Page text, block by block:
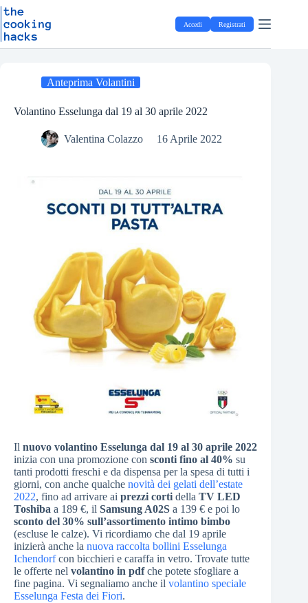
S
t
Salta
al
contenuto
Accedi Registrati
Anteprima Volantini
Volantino Esselunga dal 19 al 30 aprile 2022
Valentina Colazzo 16 Aprile 2022
Il nuovo volantino Esselunga dal 19 al 30 aprile 2022
inizia con una promozione con sconti fino al 40% su
tanti prodotti freschi e da dispensa per la spesa di tutti i
giorni, con anche qualche novità dei gelati dell’estate
2022, fino ad arrivare ai prezzi corti della TV LED
Toshiba a 189 €, il Samsung A02S a 139 € e poi lo
sconto del 30% sull’assortimento intimo bimbo
(escluse le calze). Vi ricordiamo che dal 19 aprile
inizierà anche la nuova raccolta bollini Esselunga
Ichendorfcon bicchieri e caraffa in vetro. Trovate tutte
le offerte nel volantino in pdfche potete sfogliare a
fine pagina. Vi segnaliamo anche il volantino speciale
Esselunga Festa dei Fiori.